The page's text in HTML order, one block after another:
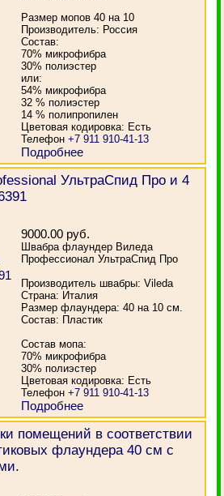
Размер мопов 40 на 10
Производитель: Россия
Состав:
70% микрофибра
30% полиэстер
или:
54% микрофибра
32 % полиэстер
14 % полипропилен
Цветовая кодировка: Есть
Телефон+7 911 910-41-13
Подробнее
УльтраСпид Про и 4
9000.00 руб.
Швабра флаундер Виледа
Профессионал УльтраСпид Про
Производитель швабры: Vileda
Страна: Италия
Размер флаундера: 40 на 10 см.
Состав: Пластик
Состав мопа:
70% микрофибра
30% полиэстер
Цветовая кодировка: Есть
Телефон+7 911 910-41-13
Подробнее
помещений в соответствии
флаундера 40 см с